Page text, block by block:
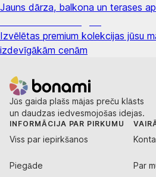
Jauns dārza, balkona un terases
Izvēlētas premium kolekcijas jūsu
izdevīgākām cenām
Jūs gaida plašs mājas preču klāsts
un daudzas iedvesmojošas idejas.
INFORMĀCIJA PAR PIRKUMU
Viss par iepirkšanos
Piegāde Par